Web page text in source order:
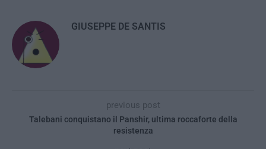
GIUSEPPE DE SANTIS
previous post
Talebani conquistano il Panshir, ultima roccaforte della
resistenza